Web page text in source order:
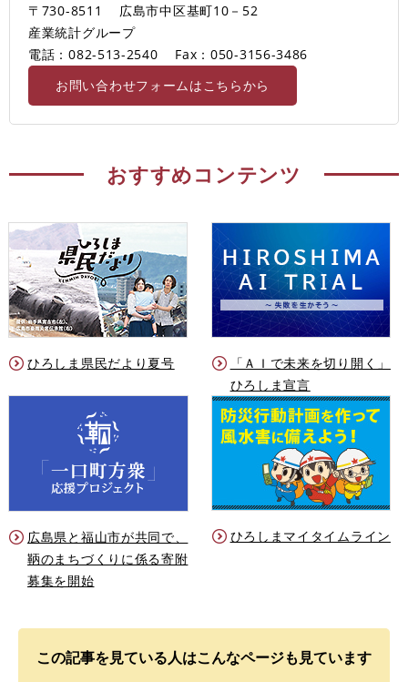
〒730-8511
広島市中区基町10－52
産業統計グループ
電話：082-513-2540
Fax：050-3156-3486
お問い合わせフォームはこちらから
おすすめコンテンツ
ひろしま県民だより夏号
「ＡＩで未来を切り開く」
ひろしま宣言
広島県と福山市が共同で、
鞆のまちづくりに係る寄附
募集を開始
ひろしまマイタイムライン
この記事を見ている人はこんなページも見ています